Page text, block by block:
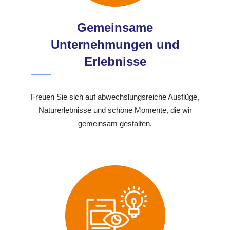
Gemeinsame
Unternehmungen und
Erlebnisse
Freuen Sie sich auf abwechslungsreiche Ausflüge,
Naturerlebnisse und schöne Momente, die wir
gemeinsam gestalten.